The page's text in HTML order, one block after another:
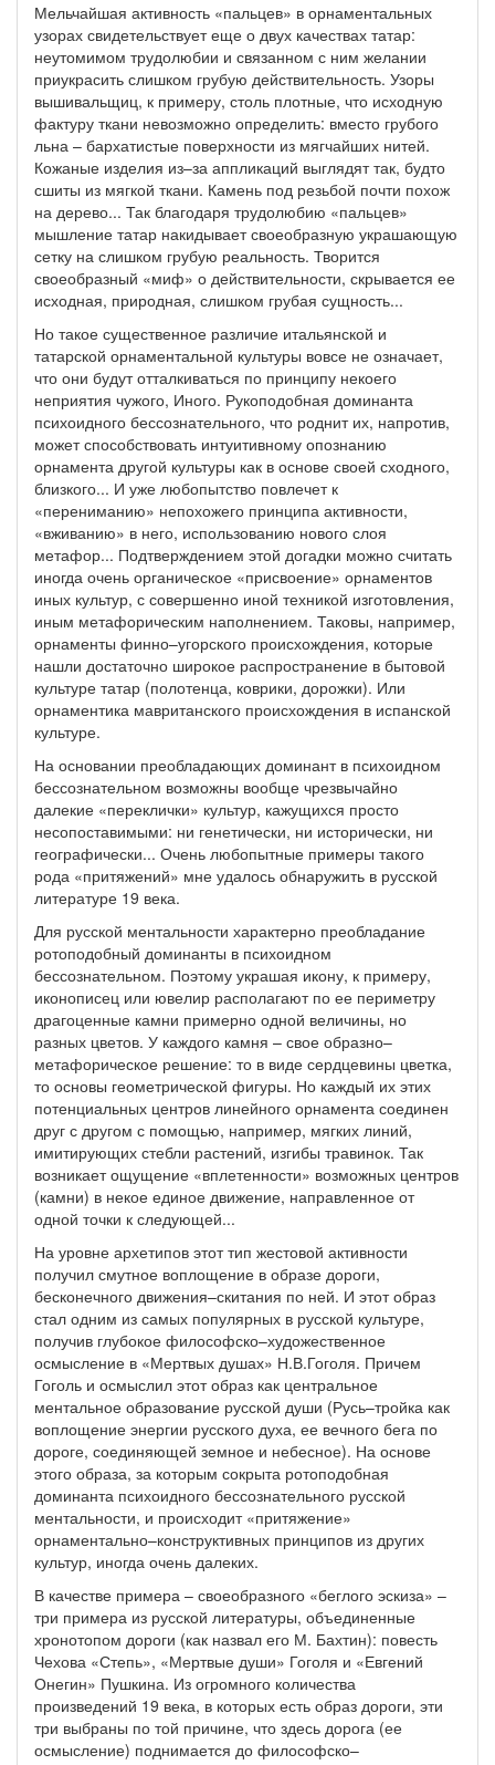
Мельчайшая активность «пальцев» в орнаментальных
узорах свидетельствует еще о двух качествах татар:
неутомимом трудолюбии и связанном с ним желании
приукрасить слишком грубую действительность. Узоры
вышивальщиц, к примеру, столь плотные, что исходную
фактуру ткани невозможно определить: вместо грубого
льна – бархатистые поверхности из мягчайших нитей.
Кожаные изделия из–за аппликаций выглядят так, будто
сшиты из мягкой ткани. Камень под резьбой почти похож
на дерево... Так благодаря трудолюбию «пальцев»
мышление татар накидывает своеобразную украшающую
сетку на слишком грубую реальность. Творится
своеобразный «миф» о действительности, скрывается ее
исходная, природная, слишком грубая сущность...
Но такое существенное различие итальянской и
татарской орнаментальной культуры вовсе не означает,
что они будут отталкиваться по принципу некоего
неприятия чужого, Иного. Рукоподобная доминанта
психоидного бессознательного, что роднит их, напротив,
может способствовать интуитивному опознанию
орнамента другой культуры как в основе своей сходного,
близкого... И уже любопытство повлечет к
«перениманию» непохожего принципа активности,
«вживанию» в него, использованию нового слоя
метафор... Подтверждением этой догадки можно считать
иногда очень органическое «присвоение» орнаментов
иных культур, с совершенно иной техникой изготовления,
иным метафорическим наполнением. Таковы, например,
орнаменты финно–угорского происхождения, которые
нашли достаточно широкое распространение в бытовой
культуре татар (полотенца, коврики, дорожки). Или
орнаментика мавританского происхождения в испанской
культуре.
На основании преобладающих доминант в психоидном
бессознательном возможны вообще чрезвычайно
далекие «переклички» культур, кажущихся просто
несопоставимыми: ни генетически, ни исторически, ни
географически... Очень любопытные примеры такого
рода «притяжений» мне удалось обнаружить в русской
литературе 19 века.
Для русской ментальности характерно преобладание
ротоподобный доминанты в психоидном
бессознательном. Поэтому украшая икону, к примеру,
иконописец или ювелир располагают по ее периметру
драгоценные камни примерно одной величины, но
разных цветов. У каждого камня – свое образно–
метафорическое решение: то в виде сердцевины цветка,
то основы геометрической фигуры. Но каждый их этих
потенциальных центров линейного орнамента соединен
друг с другом с помощью, например, мягких линий,
имитирующих стебли растений, изгибы травинок. Так
возникает ощущение «вплетенности» возможных центров
(камни) в некое единое движение, направленное от
одной точки к следующей...
На уровне архетипов этот тип жестовой активности
получил смутное воплощение в образе дороги,
бесконечного движения–скитания по ней. И этот образ
стал одним из самых популярных в русской культуре,
получив глубокое философско–художественное
осмысление в «Мертвых душах» Н.В.Гоголя. Причем
Гоголь и осмыслил этот образ как центральное
ментальное образование русской души (Русь–тройка как
воплощение энергии русского духа, ее вечного бега по
дороге, соединяющей земное и небесное). На основе
этого образа, за которым сокрыта ротоподобная
доминанта психоидного бессознательного русской
ментальности, и происходит «притяжение»
орнаментально–конструктивных принципов из других
культур, иногда очень далеких.
В качестве примера – своеобразного «беглого эскиза» –
три примера из русской литературы, объединенные
хронотопом дороги (как назвал его М. Бахтин): повесть
Чехова «Степь», «Мертвые души» Гоголя и «Евгений
Онегин» Пушкина. Из огромного количества
произведений 19 века, в которых есть образ дороги, эти
три выбраны по той причине, что здесь дорога (ее
осмысление) поднимается до философско–